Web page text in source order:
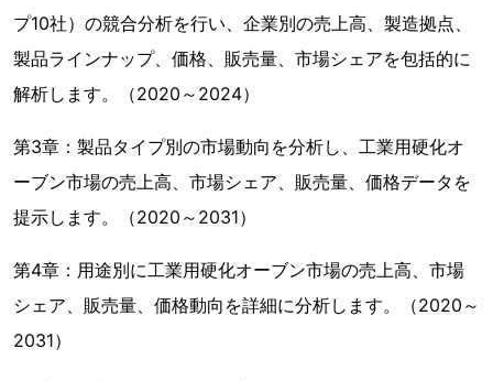
プ10社）の競合分析を行い、企業別の売上高、製造拠点、
製品ラインナップ、価格、販売量、市場シェアを包括的に
解析します。（2020～2024）
第3章：製品タイプ別の市場動向を分析し、工業用硬化オ
ーブン市場の売上高、市場シェア、販売量、価格データを
提示します。（2020～2031）
第4章：用途別に工業用硬化オーブン市場の売上高、市場
シェア、販売量、価格動向を詳細に分析します。（2020～
2031）